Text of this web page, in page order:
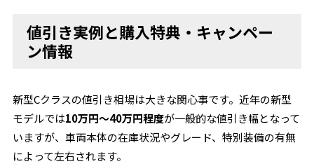
値引き実例と購入特典・キャンペー
ン情報
新型Cクラスの値引き相場は大きな関心事です。近年の新型
モデルでは10万円～40万円程度が一般的な値引き幅となって
いますが、車両本体の在庫状況やグレード、特別装備の有無
によって左右されます。